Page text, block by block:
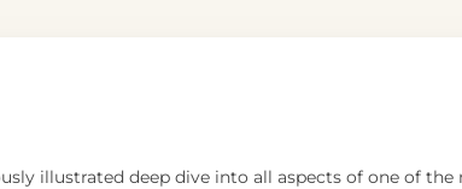
illustrated deep dive into all aspects of one of